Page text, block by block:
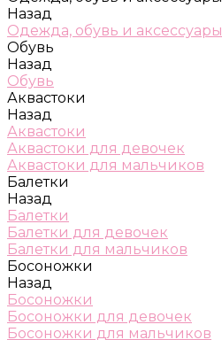
Назад
Одежда, обувь и аксессуары
Обувь
Назад
Обувь
Аквастоки
Назад
Аквастоки
Аквастоки для девочек
Аквастоки для мальчиков
Балетки
Назад
Балетки
Балетки для девочек
Балетки для мальчиков
Босоножки
Назад
Босоножки
Босоножки для девочек
Босоножки для мальчиков